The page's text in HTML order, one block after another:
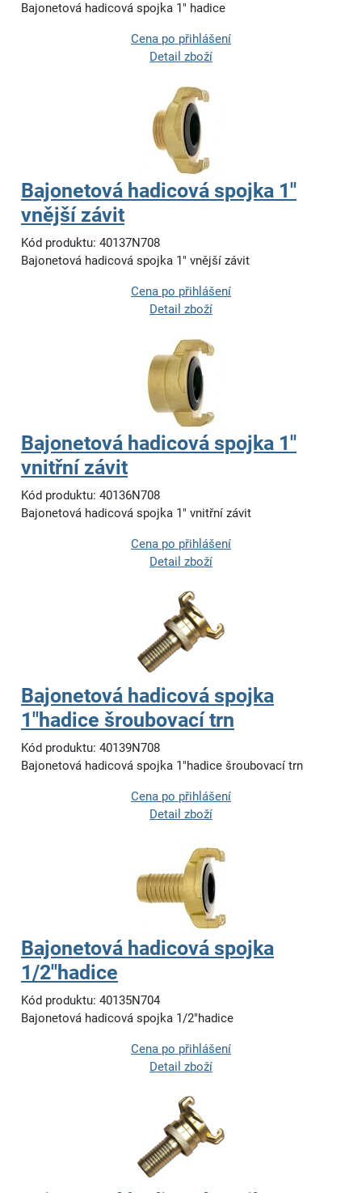
Bajonetová hadicová spojka 1" hadice
Cena po přihlášení
Detail zboží
Bajonetová hadicová spojka 1"
vnější závit
Kód produktu: 40137N708
Bajonetová hadicová spojka 1" vnější závit
Cena po přihlášení
Detail zboží
Bajonetová hadicová spojka 1"
vnitřní závit
Kód produktu: 40136N708
Bajonetová hadicová spojka 1" vnitřní závit
Cena po přihlášení
Detail zboží
Bajonetová hadicová spojka
1"hadice šroubovací trn
Kód produktu: 40139N708
Bajonetová hadicová spojka 1"hadice šroubovací trn
Cena po přihlášení
Detail zboží
Bajonetová hadicová spojka
1/2"hadice
Kód produktu: 40135N704
Bajonetová hadicová spojka 1/2"hadice
Cena po přihlášení
Detail zboží